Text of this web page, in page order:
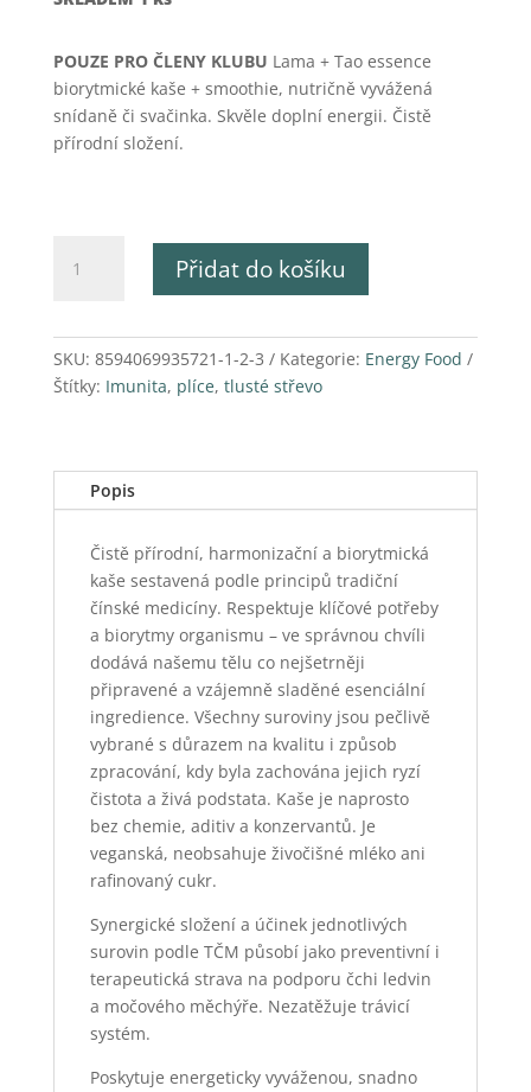
POUZE PRO ČLENY KLUBU Lama + Tao essence
biorytmické kaše + smoothie, nutričně vyvážená
snídaně či svačinka. Skvěle doplní energii. Čistě
přírodní složení.
essence
essence
množství
Přidat do košíku
SKU: 8594069935721-1-2-3 Kategorie: Energy Food
Štítky: Imunita, plíce, tlusté střevo
Popis
Čistě přírodní, harmonizační a biorytmická
kaše sestavená podle principů tradiční
čínské medicíny. Respektuje klíčové potřeby
a biorytmy organismu – ve správnou chvíli
dodává našemu tělu co nejšetrněji
připravené a vzájemně sladěné esenciální
ingredience. Všechny suroviny jsou pečlivě
vybrané s důrazem na kvalitu i způsob
zpracování, kdy byla zachována jejich ryzí
čistota a živá podstata. Kaše je naprosto
bez chemie, aditiv a konzervantů. Je
veganská, neobsahuje živočišné mléko ani
rafinovaný cukr.
Synergické složení a účinek jednotlivých
surovin podle TČM působí jako preventivní i
terapeutická strava na podporu čchi ledvin
a močového měchýře. Nezatěžuje trávicí
systém.
Poskytuje energeticky vyváženou, snadno